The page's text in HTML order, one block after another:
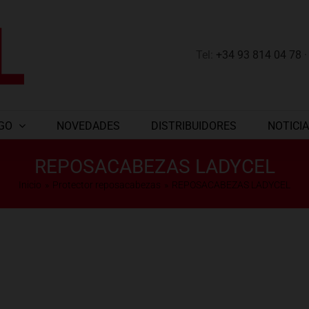
+34 93 814 04 78
NOVEDADES DISTRIBUIDORES
REPOSACABEZAS LADYCEL
Inicio Protector reposacabezas REPOSACABEZAS LADYCEL